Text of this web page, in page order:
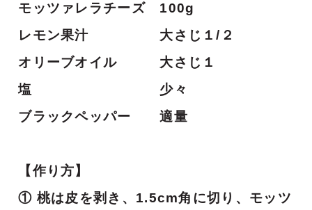
モッツァレラチーズ 100g
レモン果汁 大さじ１/２
オリーブオイル 大さじ１
塩 少々
ブラックペッパー 適量
【作り方】
① 桃は皮を剥き、1.5cm角に切り、モッツ